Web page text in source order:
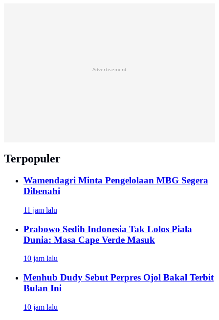
Advertisement
Terpopuler
Wamendagri Minta Pengelolaan MBG Segera
Dibenahi
11 jam lalu
Prabowo Sedih Indonesia Tak Lolos Piala
Dunia: Masa Cape Verde Masuk
10 jam lalu
Menhub Dudy Sebut Perpres Ojol Bakal Terbit
Bulan Ini
10 jam lalu